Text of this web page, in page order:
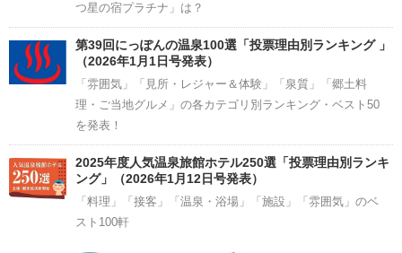
つ星の宿プラチナ」は？
第39回にっぽんの温泉100選「投票理由別ランキング 」
（2026年1月1日号発表）
「雰囲気」「見所・レジャー＆体験」「泉質」「郷土料
理・ご当地グルメ」の各カテゴリ別ランキング・ベスト50
を発表！
2025年度人気温泉旅館ホテル250選「投票理由別ランキ
ング」（2026年1月12日号発表）
「料理」「接客」「温泉・浴場」「施設」「雰囲気」のベ
スト100軒